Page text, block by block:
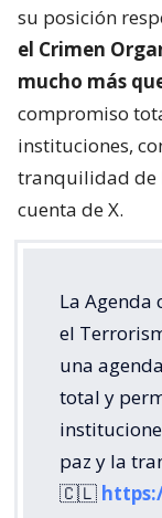
su posición
el Crimen
mucho más
compromiso
instituciones,
tranquilidad de
cuenta de X.
La Agenda
el
una
total y
paz y la
🇨🇱